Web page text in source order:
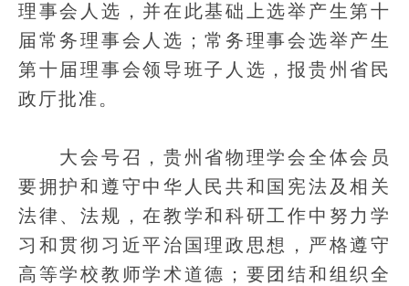
理事会人选，并在此基础上选举产生第十
届常务理事会人选；常务理事会选举产生
第十届理事会领导班子人选，报贵州省民
政厅批准。
大会号召，贵州省物理学会全体会员
要拥护和遵守中华人民共和国宪法及相关
法律、法规，在教学和科研工作中努力学
习和贯彻习近平治国理政思想，严格遵守
高等学校教师学术道德；要团结和组织全